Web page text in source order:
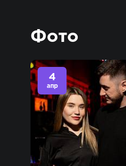
Фото
4
апр